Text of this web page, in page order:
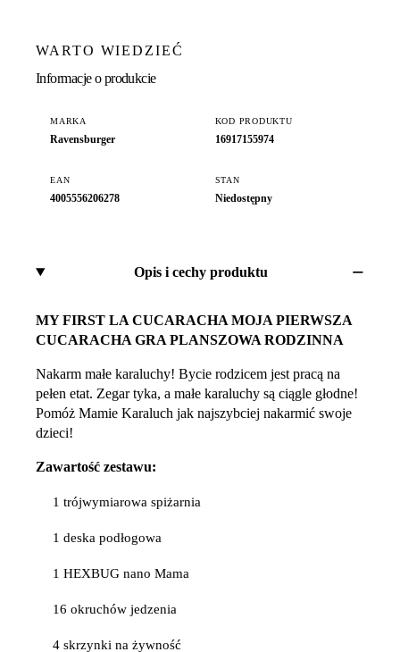
WARTO WIEDZIEĆ
Informacje o produkcie
MARKA
Ravensburger
KOD PRODUKTU
16917155974
EAN
4005556206278
STAN
Niedostępny
Opis i cechy produktu
MY FIRST LA CUCARACHA MOJA PIERWSZA
CUCARACHA GRA PLANSZOWA RODZINNA
Nakarm małe karaluchy! Bycie rodzicem jest pracą na
pełen etat. Zegar tyka, a małe karaluchy są ciągle głodne!
Pomóż Mamie Karaluch jak najszybciej nakarmić swoje
dzieci!
Zawartość zestawu:
1 trójwymiarowa spiżarnia
1 deska podłogowa
1 HEXBUG nano Mama
16 okruchów jedzenia
4 skrzynki na żywność